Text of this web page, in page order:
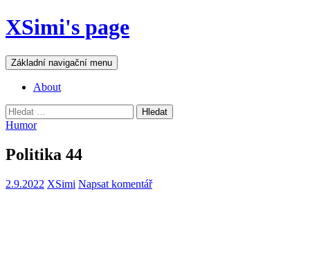
Přejít
k
webu
XSimi's page
Hledat
Základní navigační menu
About
Vyhledávání
Humor
Politika 44
2.9.2022 XSimi Napsat komentář